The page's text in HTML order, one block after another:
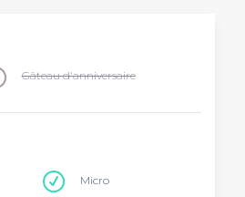
Gâteau d'anniversaire
Micro